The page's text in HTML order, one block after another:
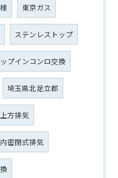
東京ガス
ステンレストップ
プインコンロ交換
埼玉県北足立郡
方排気
密閉式排気